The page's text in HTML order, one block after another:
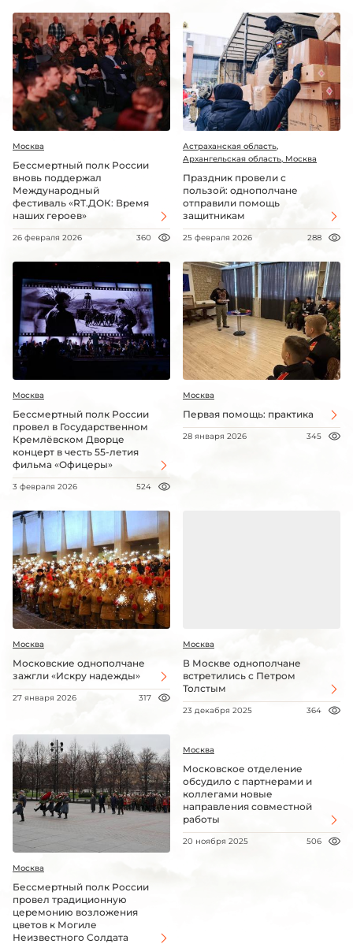
Москва
Бессмертный полк России
вновь поддержал
Международный
фестиваль «RT.ДОК: Время
наших героев»
26 февраля 2026 360
Астраханская область,
Архангельская область, Москва
Праздник провели с
пользой: однополчане
отправили помощь
защитникам
25 февраля 2026 288
Москва
Бессмертный полк России
провел в Государственном
Кремлёвском Дворце
концерт в честь 55-летия
фильма «Офицеры»
3 февраля 2026 524
Москва
Первая помощь: практика
28 января 2026 345
Москва
Московские однополчане
зажгли «Искру надежды»
27 января 2026 317
Москва
В Москве однополчане
встретились с Петром
Толстым
23 декабря 2025 364
Москва
Бессмертный полк России
провел традиционную
церемонию возложения
цветов к Могиле
Неизвестного Солдата
Москва
Московское отделение
обсудило с партнерами и
коллегами новые
направления совместной
работы
20 ноября 2025 506